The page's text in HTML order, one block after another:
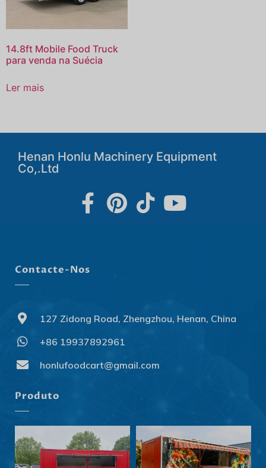
14.8ft Mobile Food Truck
para venda na Suécia
Ler mais
Henan Honlu Machinery Equipment
Co,.Ltd
Contacte-Nos
127 Zidong Road, Zhengzhou, Henan, China
+86 19937892961
honlufoodcart@gmail.com
Produto
Eesti
Български
Slovenčina